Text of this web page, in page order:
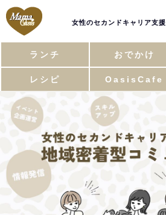
女性のセカンドキャリア支援
ランチ おでかけ
レシピ OasisCafe